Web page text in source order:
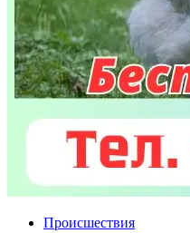
Происшествия